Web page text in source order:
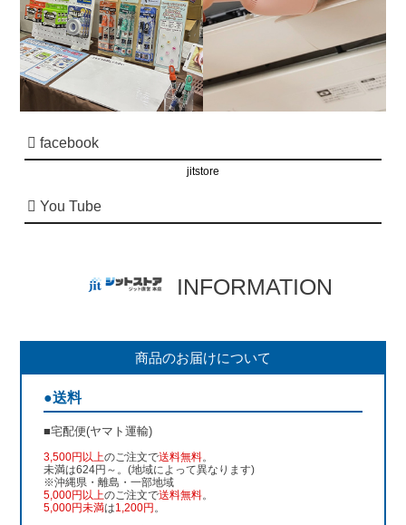
facebook
jitstore
You Tube
INFORMATION
商品のお届けについて
●送料
■宅配便(ヤマト運輸)
3,500円以上のご注文で送料無料。
未満は624円～。(地域によって異なります)
※沖縄県・離島・一部地域
5,000円以上のご注文で送料無料。
5,000円未満は1,200円 。